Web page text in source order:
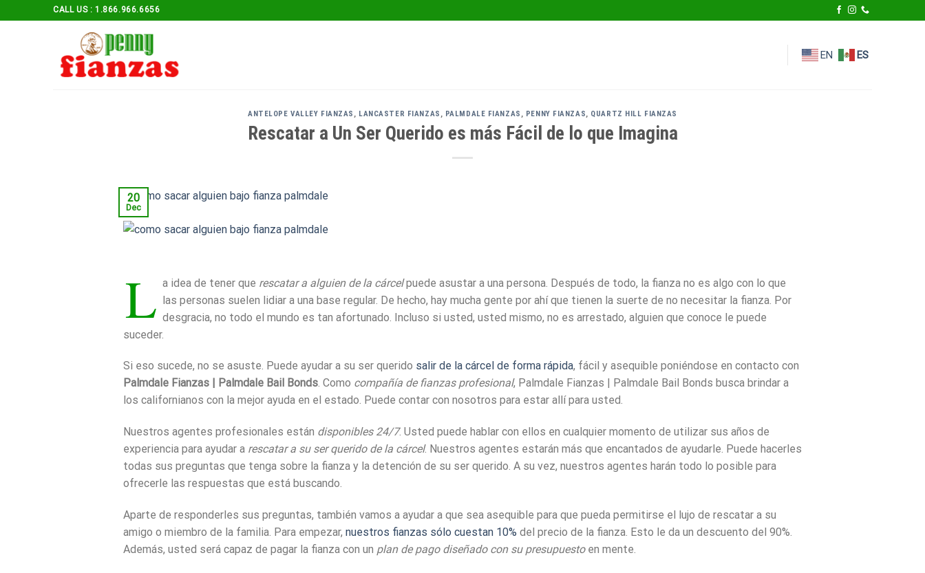
to
CALL US : 1.866.966.6656
EN ES
ANTELOPE VALLEY FIANZAS , LANCASTER FIANZAS , PALMDALE FIANZAS , PENNY FIANZAS, QUARTZ HILL FIANZAS
Rescatar a Un Ser Querido es más Fácil de lo que Imagina
20
Dec
L a idea de tener que rescatar a alguien de la cárcelpuede asustar a una persona. Después de todo, la fianza no es algo con lo que
las personas suelen lidiar a una base regular. De hecho, hay mucha gente por ahí que tienen la suerte de no necesitar la fianza. Por
desgracia, no todo el mundo es tan afortunado. Incluso si usted, usted mismo, no es arrestado, alguien que conoce le puede
suceder.
Si eso sucede, no se asuste. Puede ayudar a su ser querido salir de la cárcel de forma rápida, fácil y asequible poniéndose en contacto con
Palmdale Fianzas | Palmdale Bail Bonds. Como compañía de fianzas profesional, Palmdale Fianzas | Palmdale Bail Bonds busca brindar a
los californianos con la mejor ayuda en el estado. Puede contar con nosotros para estar allí para usted.
Nuestros agentes profesionales están disponibles 24/7. Usted puede hablar con ellos en cualquier momento de utilizar sus años de
experiencia para ayudar a rescatar a su ser querido de la cárcel. Nuestros agentes estarán más que encantados de ayudarle. Puede hacerles
todas sus preguntas que tenga sobre la fianza y la detención de su ser querido. A su vez, nuestros agentes harán todo lo posible para
ofrecerle las respuestas que está buscando.
Aparte de responderles sus preguntas, también vamos a ayudar a que sea asequible para que pueda permitirse el lujo de rescatar a su
amigo o miembro de la familia. Para empezar, nuestros fianzas sólo cuestan 10% del precio de la fianza. Esto le da un descuento del 90%.
Además, usted será capaz de pagar la fianza con un plan de pago diseñado con su presupuestoen mente.